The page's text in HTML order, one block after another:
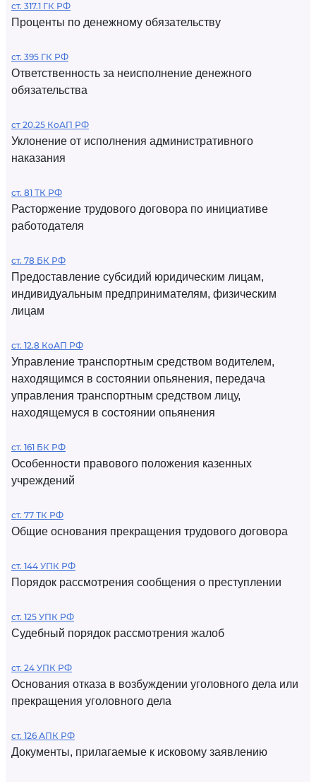
ст. 317.1 ГК РФ
Проценты по денежному обязательству
ст. 395 ГК РФ
Ответственность за неисполнение денежного
обязательства
ст 20.25 КоАП РФ
Уклонение от исполнения административного
наказания
ст. 81 ТК РФ
Расторжение трудового договора по инициативе
работодателя
ст. 78 БК РФ
Предоставление субсидий юридическим лицам,
индивидуальным предпринимателям, физическим
лицам
ст. 12.8 КоАП РФ
Управление транспортным средством водителем,
находящимся в состоянии опьянения, передача
управления транспортным средством лицу,
находящемуся в состоянии опьянения
ст. 161 БК РФ
Особенности правового положения казенных
учреждений
ст. 77 ТК РФ
Общие основания прекращения трудового договора
ст. 144 УПК РФ
Порядок рассмотрения сообщения о преступлении
ст. 125 УПК РФ
Судебный порядок рассмотрения жалоб
ст. 24 УПК РФ
Основания отказа в возбуждении уголовного дела или
прекращения уголовного дела
ст. 126 АПК РФ
Документы, прилагаемые к исковому заявлению